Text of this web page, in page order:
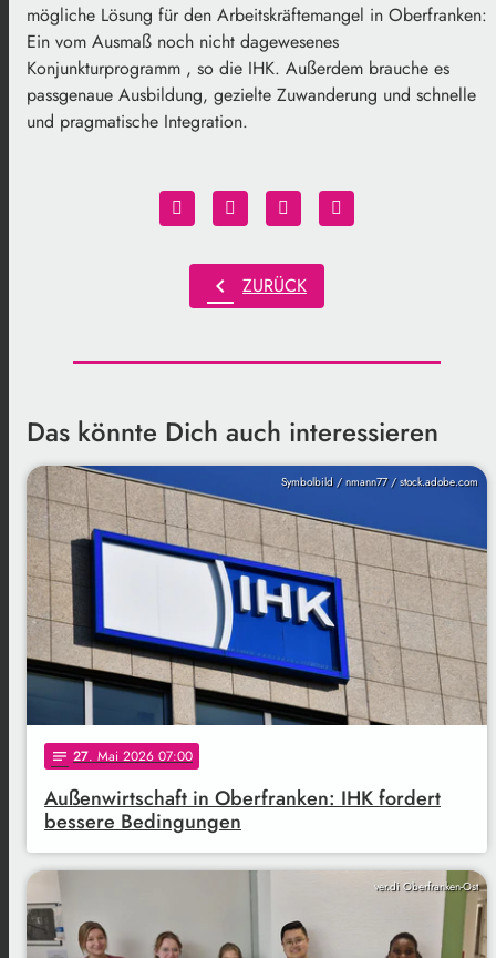
mögliche Lösung für den Arbeitskräftemangel in Oberfranken:
Ein vom Ausmaß noch nicht dagewesenes
Konjunkturprogramm , so die IHK. Außerdem brauche es
passgenaue Ausbildung, gezielte Zuwanderung und schnelle
und pragmatische Integration.
chevron_left ZURÜCK
Das könnte Dich auch interessieren
Symbolbild / nmann77 / stock.adobe.com
notes 27. Mai 2026 07:00
Außenwirtschaft in Oberfranken: IHK fordert
bessere Bedingungen
ver.di Oberfranken-Ost